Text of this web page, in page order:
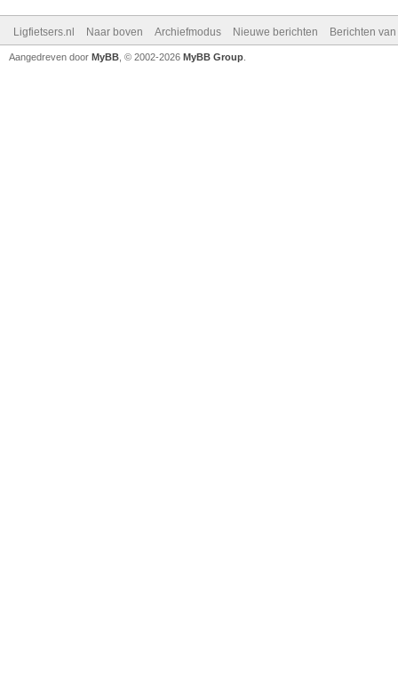
Ligfietsers.nl Naar boven Archiefmodus Nieuwe berichten Berichten
Aangedreven door MyBB , © 2002-2026 MyBB Group